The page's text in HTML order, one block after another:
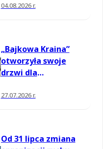
informowania dla
04.08.2026 r.
„Bajkowa Kraina”
otworzyła swoje
drzwi dla
27.07.2026 r.
Od 31 lipca zmiana